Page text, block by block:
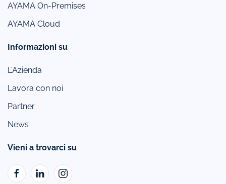
AYAMA On-Premises
AYAMA Cloud
Informazioni su
L'Azienda
Lavora con noi
Partner
News
Vieni a trovarci su